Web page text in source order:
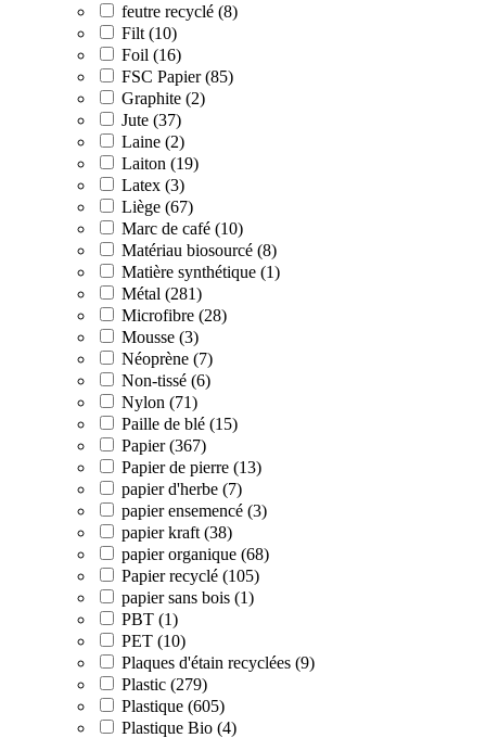
feutre recyclé (8)
Filt (10)
Foil (16)
FSC Papier (85)
Graphite (2)
Jute (37)
Laine (2)
Laiton (19)
Latex (3)
Liège (67)
Marc de café (10)
Matériau biosourcé (8)
Matière synthétique (1)
Métal (281)
Microfibre (28)
Mousse (3)
Néoprène (7)
Non-tissé (6)
Nylon (71)
Paille de blé (15)
Papier (367)
Papier de pierre (13)
papier d'herbe (7)
papier ensemencé (3)
papier kraft (38)
papier organique (68)
Papier recyclé (105)
papier sans bois (1)
PBT (1)
PET (10)
Plaques d'étain recyclées (9)
Plastic (279)
Plastique (605)
Plastique Bio (4)